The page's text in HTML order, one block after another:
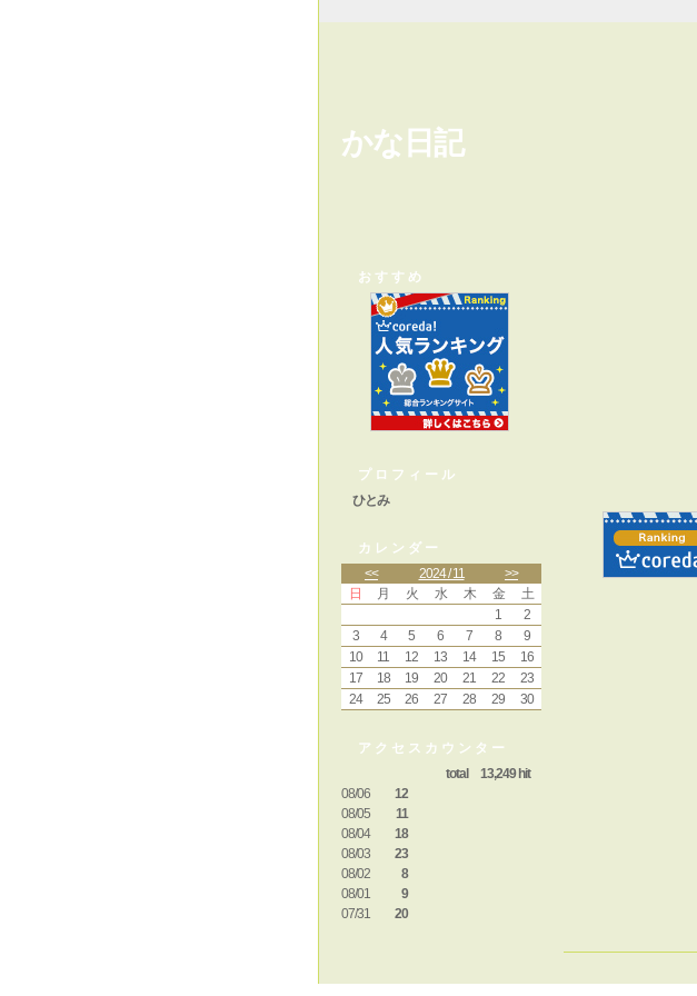
かな日記
おすすめ
プロフィール
ひとみ
カレンダー
<<
2024 / 11
>>
日
月 火 水 木 金
土
1
2
3
4 5 6 7 8
9
10
11 12 13 14 15
16
17
18 19 20 21 22
23
24
25 26 27 28 29 30
アクセスカウンター
total 13,249 hit
08/06
12
08/05
11
08/04
18
08/03
23
08/02
8
08/01
9
07/31
20